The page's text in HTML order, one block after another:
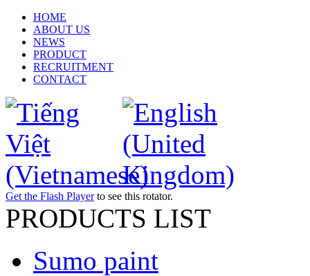
HOME
ABOUT US
NEWS
PRODUCT
RECRUITMENT
CONTACT
Get the Flash Playerto see this rotator.
PRODUCTS LIST
Sumo paint